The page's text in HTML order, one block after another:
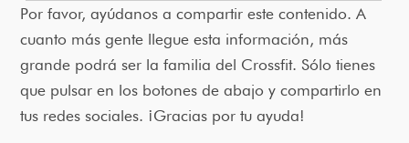
Por favor, ayúdanos a compartir este contenido. A
cuanto más gente llegue esta información, más
grande podrá ser la familia del Crossfit. Sólo tienes
que pulsar en los botones de abajo y compartirlo en
tus redes sociales. ¡Gracias por tu ayuda!